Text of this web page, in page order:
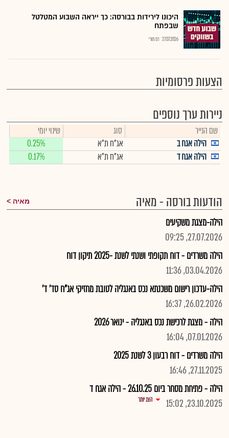
היכונו לירידות בבורסה: כך ייראה השבוע המטלטל
שבפתח
27.07.2026 רם מורי
הצעות פרסומיות
ניירות ערך נוספים
שם הנייר סוג
שינוי יומי
הילה אגח ב
אג"ח ת"א
0.25%
הילה אגח ד
אג"ח ת"א 0.17%
הודעות בורסה - מאיה מאיה
הילה-מצגת משקיעים
27.07.2026, 09:25
הילה משרדים - דוח תקופתי ושנתי לשנת -2025 תיקון דוח
03.04.2026, 11:36
הילה-עדכון רישום משכנתא נכס באנגליה לטובת מחזיקי אג"ח סד' ד'
26.02.2026, 16:37
הילה - מצגת לרכישת נכס באנגליה - ינואר 2026
07.01.2026, 16:04
הילה משרדים - דוח רבעון 3 לשנת 2025
27.11.2025, 16:46
הילה - פתיחת מסחר ביום 26.10.25 - הילה אגח ד
23.10.2025, 15:02
הצג יותר